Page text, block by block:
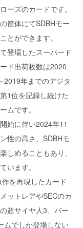
ーズのカードです。
筐体にてSDBHモー
とができます。
登場したスーパード
ド出荷枚数は2020
2019年までのデジタ
1位を記録し続けた
ムです。
始に伴い2024年11
性の高さ、SDBHモ
しめることもあり、
います。
を再現したカード
ットレアやSECのカ
超サイヤ人3、バー
ムでしか登場しない